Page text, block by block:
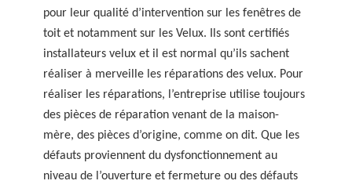
pour leur qualité d’intervention sur les fenêtres de
toit et notamment sur les Velux. Ils sont certifiés
installateurs velux et il est normal qu’ils sachent
réaliser à merveille les réparations des velux. Pour
réaliser les réparations, l’entreprise utilise toujours
des pièces de réparation venant de la maison-
mère, des pièces d’origine, comme on dit. Que les
défauts proviennent du dysfonctionnement au
niveau de l’ouverture et fermeture ou des défauts